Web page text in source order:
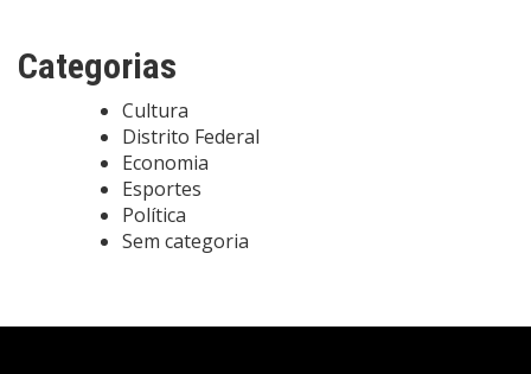
Categorias
Cultura
Distrito Federal
Economia
Esportes
Política
Sem categoria